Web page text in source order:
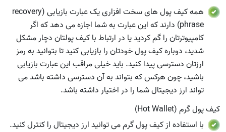
همه کیف پول های سخت افزاری یک عبارت بازیابی (recovery
phrase) دارند که این عبارت به شما اجازه می دهد که اگر
کامپیوترتان را گم کردید یا در ارتباط با کیف پولتان دچار مشکل
شدید، دوباره کیف پول خودتان را بازیابی کنید تا بتوانید به رمز
ارزتان دسترسی پیدا کنید. باید خیلی مراقب این عبارت بازیابی
باشید، چون هرکس که بتواند به آن دسترسی داشته باشد می
تواند ارز دیجیتال شما را در اختیار داشته باشد.
کیف پول گرم (Hot Wallet)
با استفاده از کیف پول گرم می توانید ارز دیجیتال را کنترل کنید.